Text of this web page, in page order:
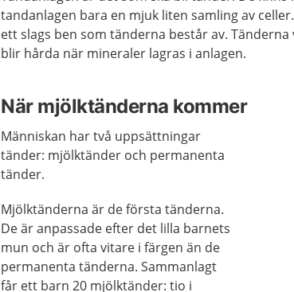
tandanlagen bara en mjuk liten samling av
ett slags ben som tänderna består av.
blir hårda när mineraler lagras i anlagen.
När mjölktänderna kommer
Människan har två uppsättningar
tänder: mjölktänder och permanenta
tänder.
Mjölktänderna är de första tänderna.
De är anpassade efter det lilla barnets
mun och är ofta vitare i färgen än de
permanenta tänderna. Sammanlagt
får ett barn 20 mjölktänder: tio i